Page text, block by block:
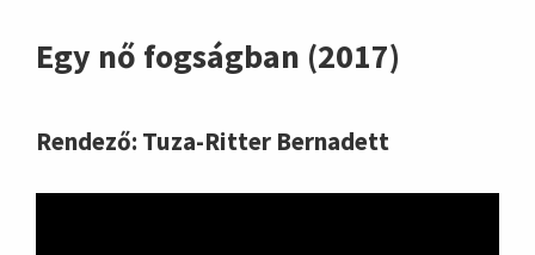
Egy nő fogságban (2017)
Rendező: Tuza-Ritter Bernadett